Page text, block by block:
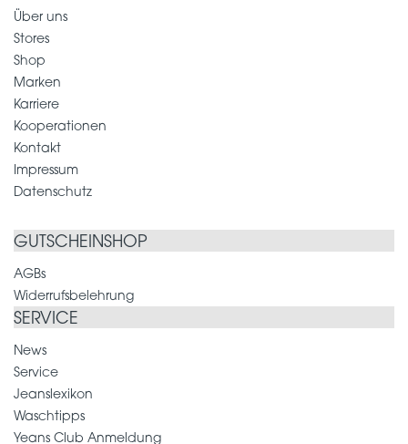
Über uns
Stores
Shop
Marken
Karriere
Kooperationen
Kontakt
Impressum
Datenschutz
GUTSCHEINSHOP
AGBs
Widerrufsbelehrung
SERVICE
News
Service
Jeanslexikon
Waschtipps
Yeans Club Anmeldung